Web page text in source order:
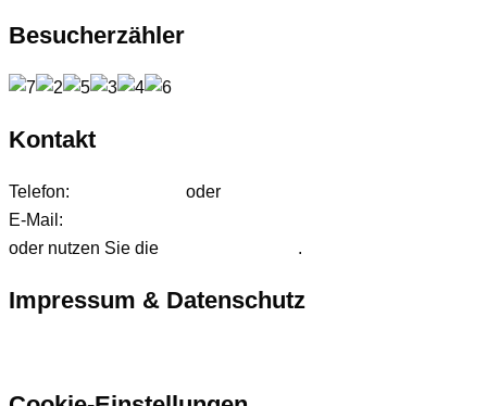
Besucherzähler
Kontakt
Telefon: oder
E-Mail:
oder nutzen Sie die
.
Impressum & Datenschutz